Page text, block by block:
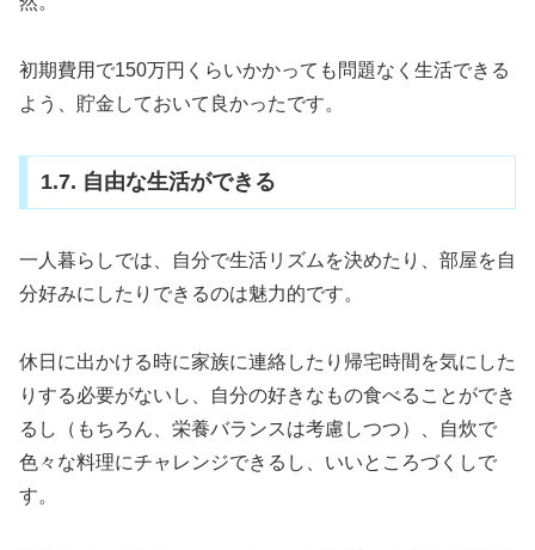
初期費用で150万円くらいかかっても問題なく生活できる
よう、貯金しておいて良かったです。
1.7. 自由な生活ができる
一人暮らしでは、自分で生活リズムを決めたり、部屋を自
分好みにしたりできるのは魅力的です。
休日に出かける時に家族に連絡したり帰宅時間を気にした
りする必要がないし、自分の好きなもの食べることができ
るし（もちろん、栄養バランスは考慮しつつ）、自炊で
色々な料理にチャレンジできるし、いいところづくしで
す。